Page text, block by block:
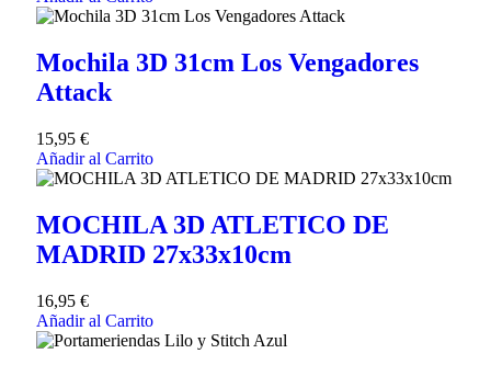
Mochila 3D 31cm Los Vengadores
Attack
15,95 €
Añadir al Carrito
MOCHILA 3D ATLETICO DE
MADRID 27x33x10cm
16,95 €
Añadir al Carrito